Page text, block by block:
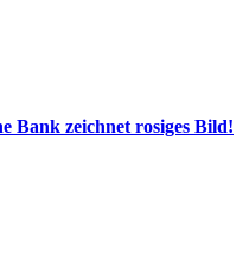
Bank zeichnet rosiges Bild!